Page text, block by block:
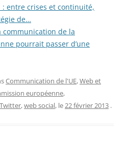
: entre crises et continuité,
de…
communication de la
pourrait passer d’une
Communication de l'UE,Web et
européenne,
Twitter,web social, le22 février 2013 .